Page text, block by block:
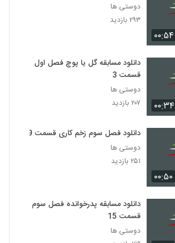
۰۰:۵۴
دوستی ها
۲۹۳ بازدید
۰۰:۳۴
دانلود مسابقه گل یا پوچ فصل اول
قسمت 3
دوستی ها
۲۰۷ بازدید
۰۰:۵۰
دانلود فصل سوم زخم کاری قسمت 9
دوستی ها
۲۵۱ بازدید
دانلود مسابقه پدرخوانده فصل سوم
قسمت 15
دوستی ها